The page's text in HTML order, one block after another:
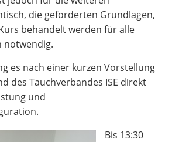
die geforderten Grundlagen,
behandelt werden für alle
notwendig.
es nach einer kurzen Vorstellung
des Tauchverbandes ISE direkt
und
Bis 13:30